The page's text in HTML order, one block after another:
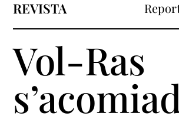
REVISTA
Vol-Ras